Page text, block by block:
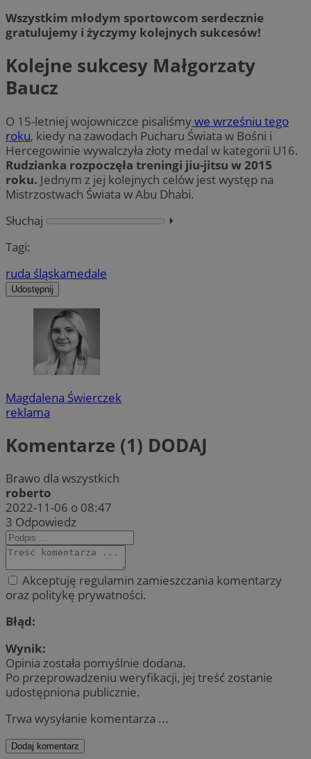
Wszystkim młodym sportowcom serdecznie
gratulujemy i życzymy kolejnych sukcesów!
Kolejne sukcesy Małgorzaty
Baucz
O 15-letniej wojowniczce pisaliśmywe wrześniu tego
roku, kiedy na zawodach Pucharu Świata w Bośni i
Hercegowinie wywalczyła złoty medal w kategorii U16.
Rudzianka rozpoczęła treningi jiu-jitsu w 2015
roku. Jednym z jej kolejnych celów jest występ na
Mistrzostwach Świata w Abu Dhabi.
Słuchaj
⏵︎
Tagi:
ruda śląskamedale
Udostępnij
Magdalena Świerczek
reklama
Komentarze (1) DODAJ
Brawo dla wszystkich
roberto
2022-11-06 o 08:47
3 Odpowiedz
Akceptuję regulamin zamieszczania komentarzy
oraz politykę prywatności.
Błąd:
Wynik:
Opinia została pomyślnie dodana.
Po przeprowadzeniu weryfikacji, jej treść zostanie
udostępniona publicznie.
Trwa wysyłanie komentarza ...
Dodaj komentarz